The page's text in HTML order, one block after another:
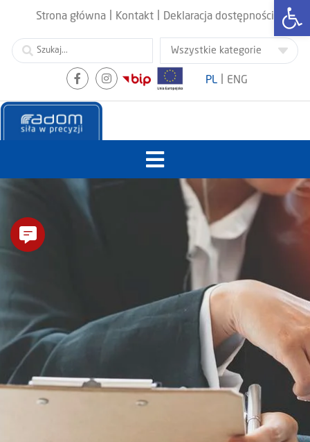
Strona główna Kontakt Deklaracja dostępności
PL ENG